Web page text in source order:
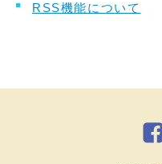
RSS機能について